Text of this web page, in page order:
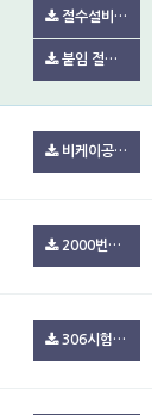
절수설비 설치 의무화 설명자료 배포.pdf(123.7K)
붙임 절수설비 및 절수제품 설치 의무화 설명자료2021.7..pdf(606.4K)
비케이공장등록증.pdf(101.0K)
2000번대 절수등급.zip(494.7K)
306시험성적서.pdf(100.3K)